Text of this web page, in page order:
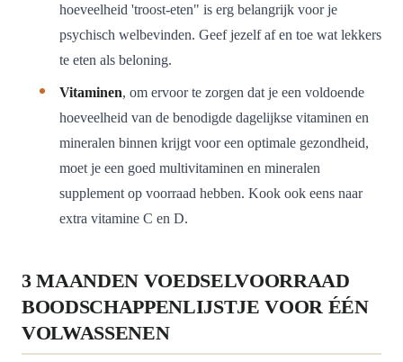
hoeveelheid 'troost-eten" is erg belangrijk voor je
psychisch welbevinden. Geef jezelf af en toe wat lekkers
te eten als beloning.
Vitaminen, om ervoor te zorgen dat je een voldoende
hoeveelheid van de benodigde dagelijkse vitaminen en
mineralen binnen krijgt voor een optimale gezondheid,
moet je een goed multivitaminen en mineralen
supplement op voorraad hebben. Kook ook eens naar
extra vitamine C en D.
3 MAANDEN VOEDSELVOORRAAD
BOODSCHAPPENLIJSTJE VOOR ÉÉN
VOLWASSENEN